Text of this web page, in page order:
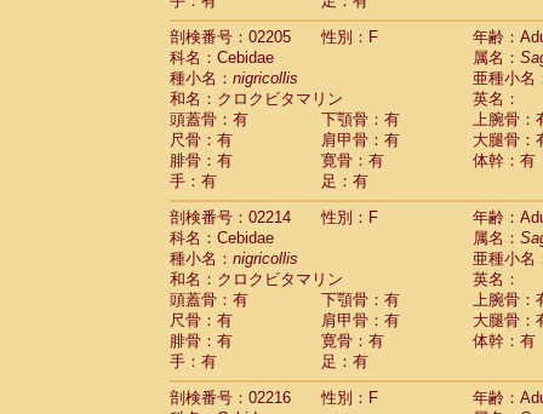
HylobatidaeHoolock hoolock(1)
HylobatidaeHylobates agilis
Hylobatidae (0)
Hylobatidae Hylobates lar
HylobatidaeHylobates moloch(2)
Hylobatidae Hylobates muelleri(0)
HylobatidaeHylobates pileatus(3)
Hylobatidae Hylobates
HylobatidaeHylobateshybrid(1)
HylobatidaeNomascus concolor(0)
Hylobatidae
Symphalangus
Hominidae
(0)
Hominidae Pan troglodytes
Hominidae Gorilla gorilla beringei(0)
Hominidae Gorilla gorilla gorilla(0)
Primates misc.(0)
Scandentia Dendrogale melanura
Scandentia Ptilocercus lowii
剖検番号：02205
性別：F
年齢：
科名：Cebidae
属名：
種小名： nigricollis
亜種小名
和名：クロクビタマリン
英名：
頭蓋骨：有
下顎骨：有
上腕骨：
尺骨：有
肩甲骨：有
大腿骨：
腓骨：有
寛骨：有
体幹：有
手：有
足：有
剖検番号：02214
性別：F
年齢：
科名：Cebidae
属名：
種小名： nigricollis
亜種小名
和名：クロクビタマリン
英名：
頭蓋骨：有
下顎骨：有
上腕骨：
尺骨：有
肩甲骨：有
大腿骨：
腓骨：有
寛骨：有
体幹：有
手：有
足：有
剖検番号：02216
性別：F
年齢：